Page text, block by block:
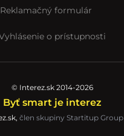
Reklamačný formulár
o prístupnosti
© Interez.sk 2014-2026
Byť smart je interez
člen skupiny Startitup Group